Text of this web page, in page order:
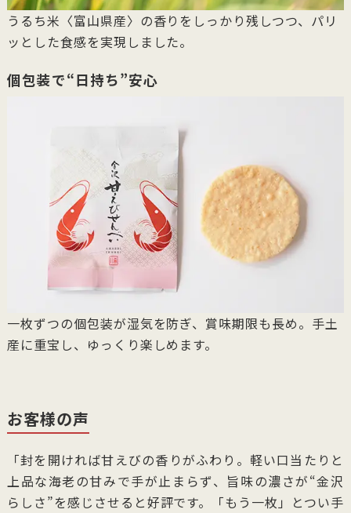
うるち米〈富山県産〉の香りをしっかり残しつつ、パリ
ッとした食感を実現しました。
個包装で“日持ち”安心
一枚ずつの個包装が湿気を防ぎ、賞味期限も長め。手土
産に重宝し、ゆっくり楽しめます。
お客様の声
「封を開ければ甘えびの香りがふわり。軽い口当たりと
上品な海老の甘みで手が止まらず、旨味の濃さが“金沢
らしさ”を感じさせると好評です。「もう一枚」とつい手